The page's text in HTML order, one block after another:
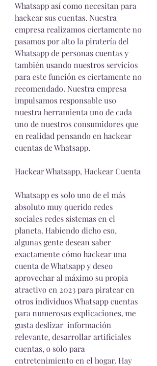
Whatsapp así como necesitan para
hackear sus cuentas. Nuestra
empresa realizamos ciertamente no
pasamos por alto la piratería del
Whatsapp de personas cuentas y
también usando nuestros servicios
para este función es ciertamente no
recomendado. Nuestra empresa
impulsamos responsable uso
nuestra herramienta uno de cada
uno de nuestros consumidores que
en realidad pensando en hackear
cuentas de Whatsapp.
Whatsapp es solo uno de el más
absoluto muy querido redes
sociales redes sistemas en el
planeta. Habiendo dicho eso,
algunas gente desean saber
exactamente cómo hackear una
cuenta de Whatsapp y deseo
aprovechar al máximo su propia
atractivo en 2023 para piratear en
otros individuos Whatsapp cuentas
para numerosas explicaciones, me
gusta deslizar  información
relevante, desarrollar artificiales
cuentas, o solo para
entretenimiento en el hogar. Hay